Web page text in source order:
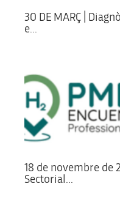
30 DE MARÇ |
e...
18 de novembre de
Sectorial...